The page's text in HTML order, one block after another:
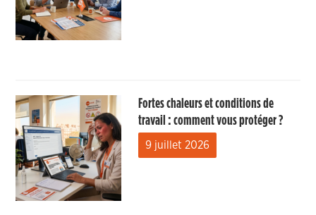
Fortes chaleurs et conditions de
travail : comment vous protéger ?
9 juillet 2026